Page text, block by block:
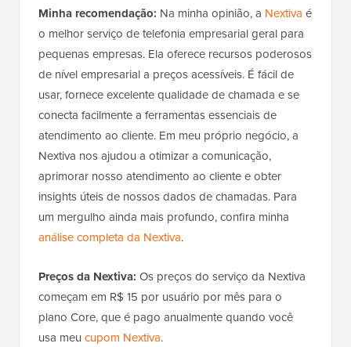
Minha recomendação: Na minha opinião, a Nextiva é
o melhor serviço de telefonia empresarial geral para
pequenas empresas. Ela oferece recursos poderosos
de nível empresarial a preços acessíveis. É fácil de
usar, fornece excelente qualidade de chamada e se
conecta facilmente a ferramentas essenciais de
atendimento ao cliente. Em meu próprio negócio, a
Nextiva nos ajudou a otimizar a comunicação,
aprimorar nosso atendimento ao cliente e obter
insights úteis de nossos dados de chamadas. Para
um mergulho ainda mais profundo, confira minha
análise completa da Nextiva.
Preços da Nextiva: Os preços do serviço da Nextiva
começam em R$ 15 por usuário por mês para o
plano Core, que é pago anualmente quando você
usa meu cupom Nextiva.